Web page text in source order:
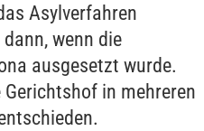
Asylverfahren
wenn die
ausgesetzt wurde.
in mehreren